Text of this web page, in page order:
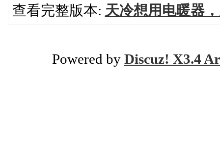
查看完整版本: 天冷想用电暖器
Powered by Discuz! X3.4